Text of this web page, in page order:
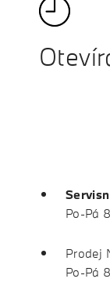
Po-Pá
Prodej
Po-Pá